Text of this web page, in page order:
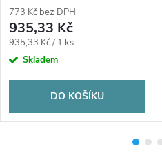
773 Kč bez DPH
935,33 Kč
Měrná
cena:
935,33 Kč / 1 ks
Skladem
DO KOŠÍKU